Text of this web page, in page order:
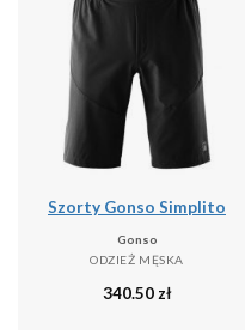
Szorty Gonso Simplito
Gonso
ODZIEŻ MĘSKA
340.50 zł